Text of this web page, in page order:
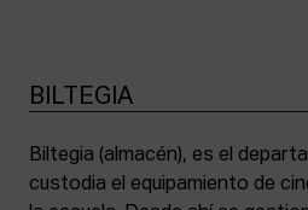
BILTEGIA
Biltegia (almacén), es el
custodia el equipamiento de